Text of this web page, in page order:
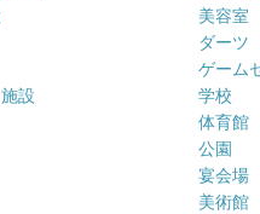
美容室
ダーツ
ゲーム
設
学校
体育館
公園
宴会場
美術館